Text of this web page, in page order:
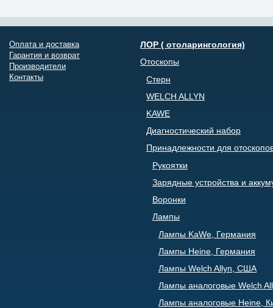
Оплата и доставка
Гарантия и возврат
Производители
Контакты
ЛОР ( отоларингология)
Отоскопы
Стерн
WELCH ALLYN
KAWE
Диагностический набор
Принадлежности для
Рукоятки
Зарядные устройства и
Воронки
Лампы
Лампы KaWe, Германия
Лампы Heine, Германия
Лампы Welch Allyn, США
Лампы аналоговые Welch
Лампы аналоговые Heine,